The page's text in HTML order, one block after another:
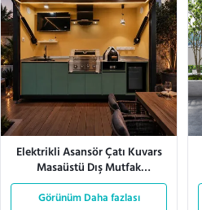
Elektrikli Asansör Çatı Kuvars
Masaüstü Dış Mutfak
Alüminyum Dolabı
Görünüm Daha fazlası